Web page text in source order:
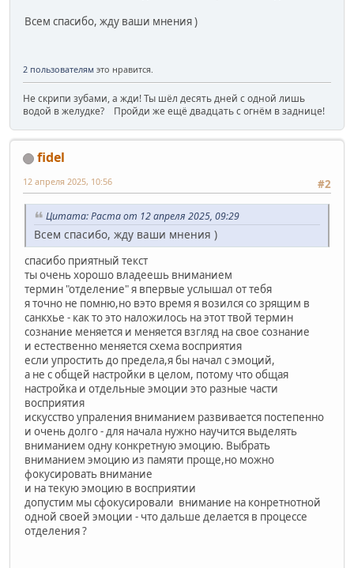
Всем спасибо, жду ваши мнения )
2 пользователям это нравится.
Не скрипи зубами, а жди! Ты шёл десять дней с одной лишь
водой в желудке? Пройди же ещё двадцать с огнём в заднице!
fidel
#2
12 апреля 2025, 10:56
Цитата: Раста от 12 апреля 2025, 09:29
Всем спасибо, жду ваши мнения )
спасибо приятный текст
ты очень хорошо владеешь вниманием
термин "отделение" я впервые услышал от тебя
я точно не помню,но вэто время я возился со зрящим в
санкхье - как то это наложилось на этот твой термин
сознание меняется и меняется взгляд на свое сознание
и естественно меняется схема восприятия
если упростить до предела,я бы начал с эмоций,
а не с общей настройки в целом, потому что общая
настройка и отдельные эмоции это разные части
восприятия
искусcтво упраления вниманием развивается постепенно
и очень долго - для начала нужно научится выделять
вниманием одну конкретную эмоцию. Выбрать
вниманием эмоцию из памяти проще,но можно
фокусировать внимание
и на текую эмоцию в восприятии
допустим мы сфокусировали внимание на конретнотной
одной своей эмоции - что дальше делается в процессе
отделения ?